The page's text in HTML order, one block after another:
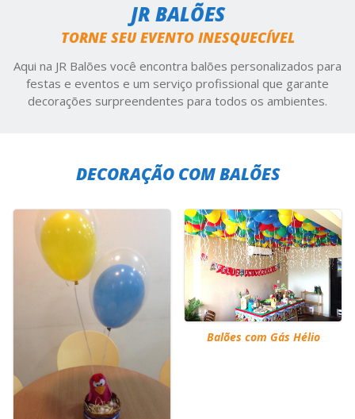
JR BALÕES
TORNE SEU EVENTO INESQUECÍVEL
Aqui na JR Balões você encontra balões personalizados para
festas e eventos e um serviço profissional que garante
decorações surpreendentes para todos os ambientes.
DECORAÇÃO COM BALÕES
Balões com Gás Hélio